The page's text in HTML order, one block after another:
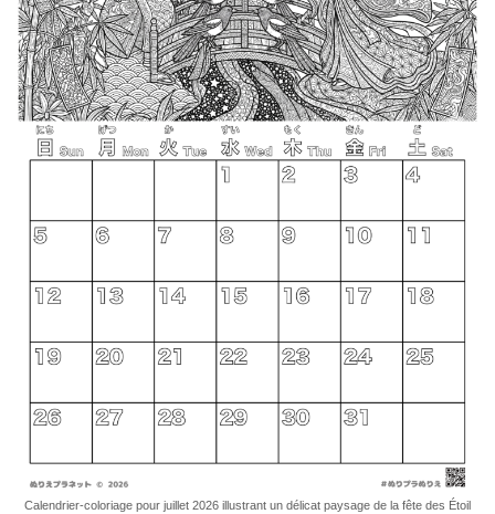
Calendrier-coloriage pour juillet 2026 illustrant un délicat paysage de la fête des Étoil